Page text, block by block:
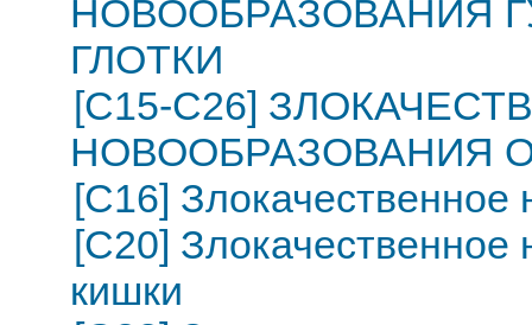
НОВООБРАЗОВАНИЯ
ГЛОТКИ
[C15-C26]
НОВООБРАЗОВАНИЯ
[C16] Злокачественное
[C20]
кишки